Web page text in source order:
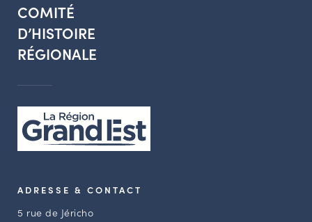
COMITÉ
D’HISTOIRE
RÉGIONALE
ADRESSE & CONTACT
5 rue de Jéricho